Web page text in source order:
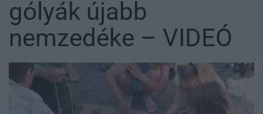
gólyák újabb
nemzedéke – VIDEÓ